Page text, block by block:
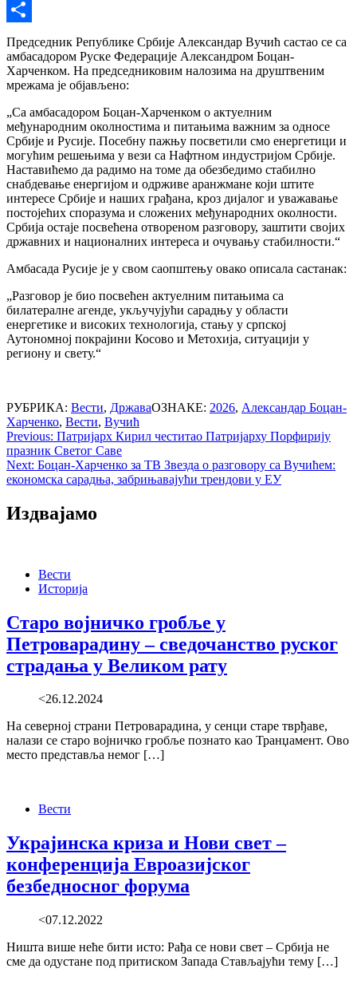
Copy
Link
Share
Председник Републике Србије Александар Вучић састао се са
амбасадором Руске Федерације Александром Боцан-
Харченком. На председниковим налозима на друштвеним
мрежама је објављено:
„Са амбасадором Боцан-Харченком о актуелним
међународним околностима и питањима важним за односе
Србије и Русије. Посебну пажњу посветили смо енергетици и
могућим решењима у вези са Нафтном индустријом Србије.
Наставићемо да радимо на томе да обезбедимо стабилно
снабдевање енергијом и одрживе аранжмане који штите
интересе Србије и наших грађана, кроз дијалог и уважавање
постојећих споразума и сложених међународних околности.
Србија остаје посвећена отвореном разговору, заштити својих
државних и националних интереса и очувању стабилности.“
Амбасада Русије је у свом саопштењу овако описала састанак:
„Разговор је био посвећен актуелним питањима са
билатералне агенде, укључујући сарадњу у области
енергетике и високих технологија, стању у српској
Аутономној покрајини Косово и Метохија, ситуацији у
региону и свету.“
РУБРИКА: Вести, ДржаваОЗНАКЕ: 2026, Александар Боцан-
Харченко, Вести, Вучић
Post
navigation
Previous: Патријарх Кирил честитао Патријарху Порфирију
празник Светог Саве
Next: Боцан-Харченко за ТВ Звезда о разговору са Вучићем:
економска сарадња, забрињавајући трендови у ЕУ
Издвајамо
Вести
Историја
Старо војничко гробље у
Петроварадину – сведочанство руског
страдања у Великом рату
<26.12.2024
На северној страни Петроварадина, у сенци старе тврђаве,
налази се старо војничко гробље познато као Транџамент. Ово
место представља немог […]
Вести
Украјинска криза и Нови свет –
конференција Евроазијског
безбедносног форума
<07.12.2022
Ништа више неће бити исто: Рађа се нови свет – Србија не
сме да одустане под притиском Запада Стављајући тему […]